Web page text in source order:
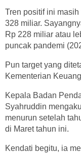
Tren positif ini
328 miliar.
Rp 228 miliar atau
puncak pandemi
Pun target yang
Kementerian
Kepala Badan
Syahruddin
menurun setelah
di Maret tahun ini.
Kendati begitu, ia